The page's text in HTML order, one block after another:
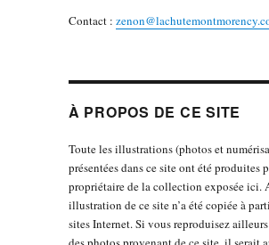
Contact :
À PROPOS DE CE SITE
Toute les illustrations (photos et
présentées dans ce site ont été produites
propriétaire de la collection exposée ici.
illustration de ce site n’a été copiée à
sites Internet. Si vous reproduisez